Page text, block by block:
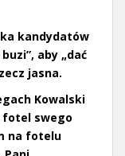
kandydatów
aby „dać
jasna.
Kowalski
fotel swego
na fotelu